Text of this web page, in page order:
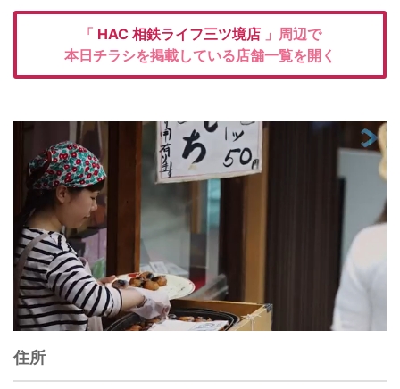
「 HAC 相鉄ライフ三ツ境店 」周辺で
本日チラシを掲載している店舗一覧を開く
住所